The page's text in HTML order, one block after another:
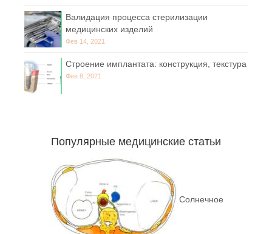
Валидация процесса стерилизации
медицинских изделий
Фев 14, 2021
Строение имплантата: конструкция, текстура
Фев 8, 2021
Популярные медицинские статьи
Солнечное